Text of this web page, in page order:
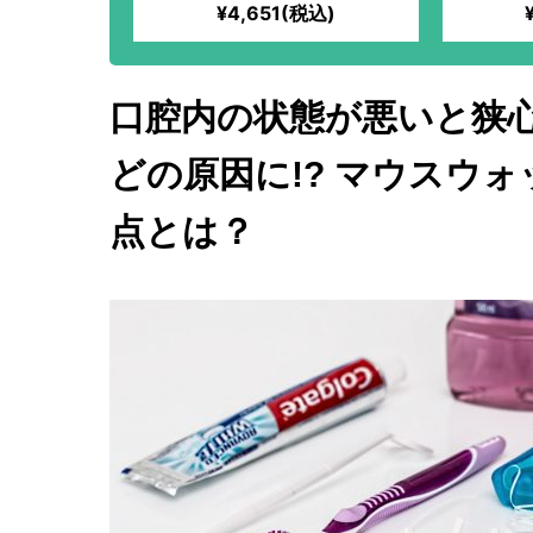
¥4,651(税込)
口腔内の状態が悪いと狭
どの原因に!? マウスウ
点とは？